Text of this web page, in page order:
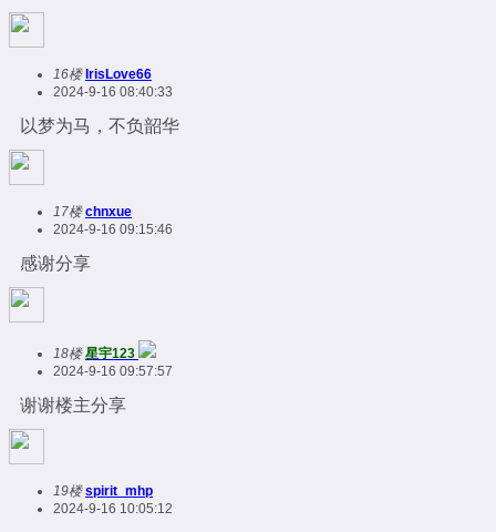
16楼 IrisLove66
2024-9-16 08:40:33
以梦为马，不负韶华
17楼 chnxue
2024-9-16 09:15:46
感谢分享
18楼 星宇123
2024-9-16 09:57:57
谢谢楼主分享
19楼 spirit_mhp
2024-9-16 10:05:12